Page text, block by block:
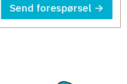
Send forespørsel →